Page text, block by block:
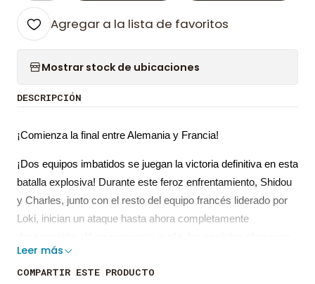
Agregar a la lista de favoritos
Mostrar stock de ubicaciones
DESCRIPCIÓN
¡Comienza la final entre Alemania y Francia!
¡Dos equipos imbatidos se juegan la victoria definitiva en esta
batalla explosiva! Durante este feroz enfrentamiento, Shidou
y Charles, junto con el resto del equipo francés liderado por
Loki, inician un ataque hasta ahora completamente
ya a punto de despertar, reaccionan con un contraataque
para tratar de detener la ofensiva de Francia!
Leer más
COMPARTIR ESTE PRODUCTO